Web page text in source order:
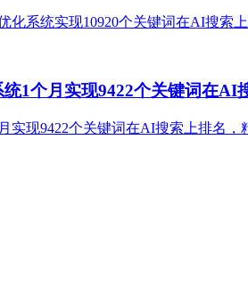
化系统实现10920个关键词在AI搜
1个月实现9422个关键词在AI
实现9422个关键词在AI搜索上排名